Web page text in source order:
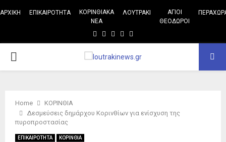
ΑΡΧΙΚΗ ΕΠΙΚΑΙΡΟΤΗΤΑ
ΚΟΡΙΝΘΙΑΚΑ
ΝΕΑ
ΛΟΥΤΡΑΚΙ
ΑΓΙΟΙ
ΘΕΟΔΩΡΟΙ
Facebook
TwitterInstagram
Pinterest
PRIMARY
Home
ΚΟΡΙΝΘΙΑ
Δεσμεύσεις δημάρχου Κορινθίων για ενίσχυση της
πυροπροστασίας
ΕΠΙΚΑΙΡΟΤΗΤΑ ΚΟΡΙΝΘΙΑ